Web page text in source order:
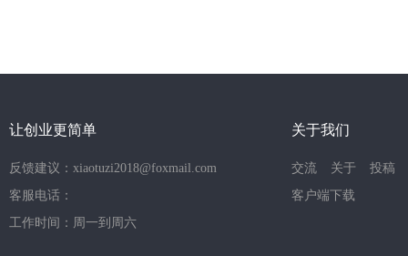
让创业更简单
反馈建议：xiaotuzi2018@foxmail.com
客服电话：
工作时间：周一到周六
关于我们
交流 关于
投稿
客户端下载